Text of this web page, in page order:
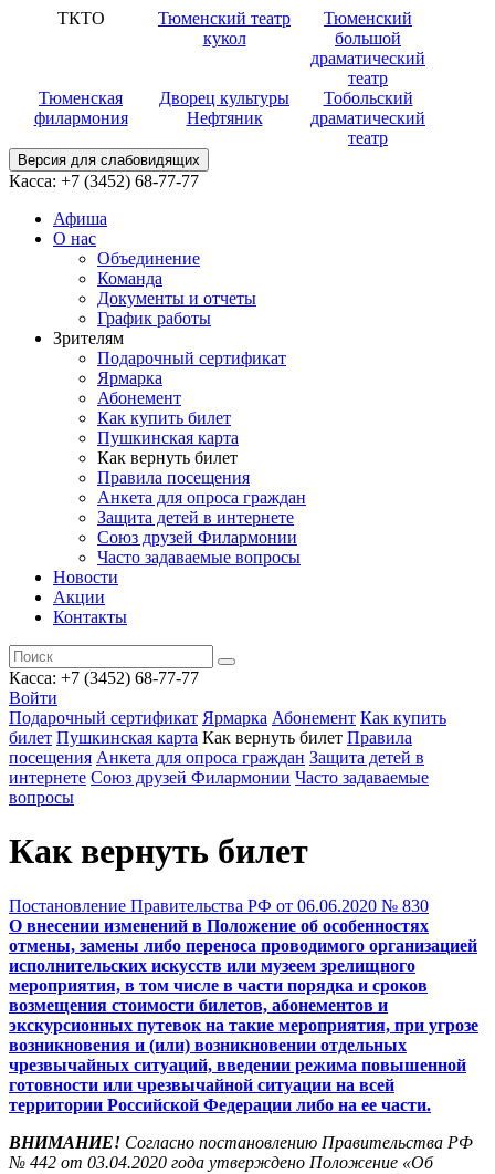
ТКТО
Тюменский театр
кукол
Тюменский
большой
драматический
театр
Тюменская
филармония
Дворец культуры
Нефтяник
Тобольский
драматический
театр
Версия для слабовидящих
Касса: +7 (3452) 68-77-77
Афиша
О нас
Объединение
Команда
Документы и отчеты
График работы
Зрителям
Подарочный сертификат
Ярмарка
Абонемент
Как купить билет
Пушкинская карта
Как вернуть билет
Правила посещения
Анкета для опроса граждан
Защита детей в интернете
Союз друзей Филармонии
Часто задаваемые вопросы
Новости
Акции
Контакты
Касса: +7 (3452) 68-77-77
Войти
Подарочный сертификат Ярмарка Абонемент Как купить
билет Пушкинская карта Как вернуть билет Правила
посещения Анкета для опроса граждан Защита детей в
интернете Союз друзей Филармонии Часто задаваемые
вопросы
Как вернуть билет
Постановление Правительства РФ от 06.06.2020 № 830
О внесении изменений в Положение об особенностях
отмены, замены либо переноса проводимого организацией
исполнительских искусств или музеем зрелищного
мероприятия, в том числе в части порядка и сроков
возмещения стоимости билетов, абонементов и
экскурсионных путевок на такие мероприятия, при угрозе
возникновения и (или) возникновении отдельных
чрезвычайных ситуаций, введении режима повышенной
готовности или чрезвычайной ситуации на всей
территории Российской Федерации либо на ее части.
ВНИМАНИЕ! Согласно постановлению Правительства РФ
№ 442 от 03.04.2020 года утверждено Положение «Об